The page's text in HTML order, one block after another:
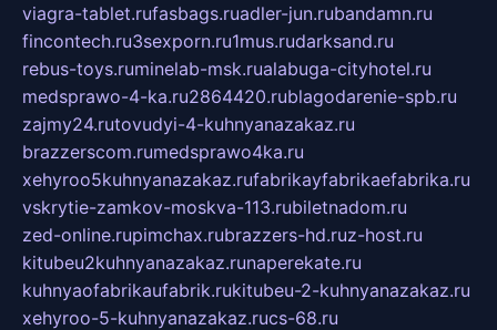
viagra-tablet.rufasbags.ruadler-jun.rubandamn.ru
fincontech.ru3sexporn.ru1mus.rudarksand.ru
rebus-toys.ruminelab-msk.rualabuga-cityhotel.ru
medsprawo-4-ka.ru2864420.rublagodarenie-spb.ru
zajmy24.rutovudyi-4-kuhnyanazakaz.ru
brazzerscom.rumedsprawo4ka.ru
xehyroo5kuhnyanazakaz.rufabrikayfabrikaefabrika.ru
vskrytie-zamkov-moskva-113.rubiletnadom.ru
zed-online.rupimchax.rubrazzers-hd.ruz-host.ru
kitubeu2kuhnyanazakaz.runaperekate.ru
kuhnyaofabrikaufabrik.rukitubeu-2-kuhnyanazakaz.ru
xehyroo-5-kuhnyanazakaz.rucs-68.ru